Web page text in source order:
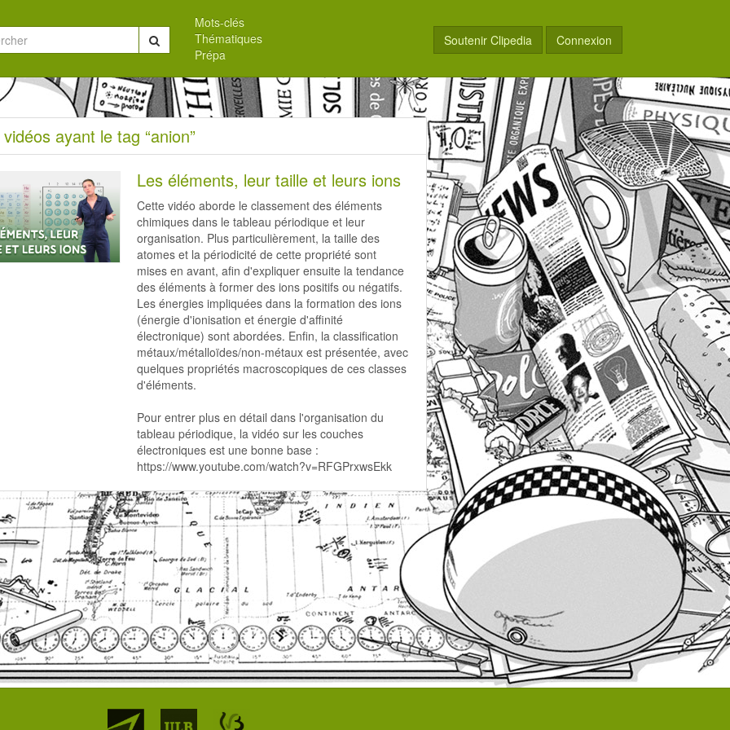
Chercher
Mots-clés
Thématiques
Prépa
Soutenir Clipedia Connexion
vidéos ayant le tag “anion”
Les éléments, leur taille et leurs ions
Cette vidéo aborde le classement des éléments
chimiques dans le tableau périodique et leur
organisation. Plus particulièrement, la taille des
atomes et la périodicité de cette propriété sont
mises en avant, afin d'expliquer ensuite la tendance
des éléments à former des ions positifs ou négatifs.
Les énergies impliquées dans la formation des ions
(énergie d'ionisation et énergie d'affinité
électronique) sont abordées. Enfin, la classification
métaux/métalloïdes/non-métaux est présentée, avec
quelques propriétés macroscopiques de ces classes
d'éléments.
Pour entrer plus en détail dans l'organisation du
tableau périodique, la vidéo sur les couches
électroniques est une bonne base :
https://www.youtube.com/watch?v=RFGPrxwsEkk
Partenaires